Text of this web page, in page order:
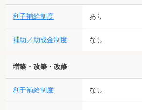
利子補給制度 あり
補助／助成金制度 なし
増築・改築・改修
利子補給制度 なし